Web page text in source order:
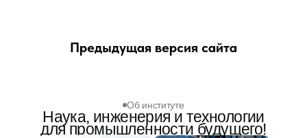
Предыдущая версия сайта
Об институте
Наука, инженерия и технологии
для промышленности будущего!